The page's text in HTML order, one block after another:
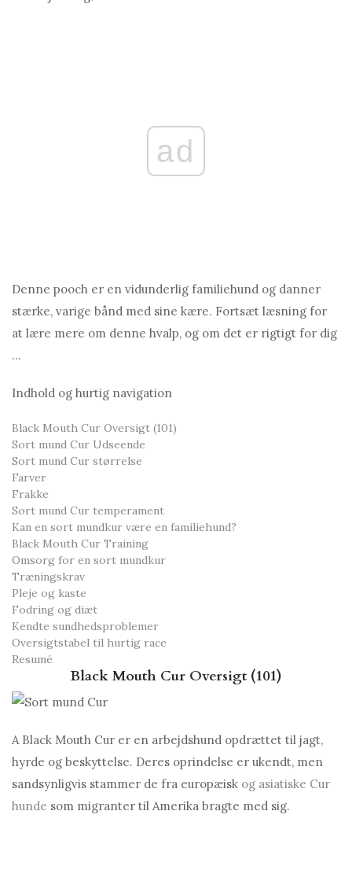
ad
Denne pooch er en vidunderlig familiehund og danner
stærke, varige bånd med sine kære. Fortsæt læsning for
at lære mere om denne hvalp, og om det er rigtigt for dig
...
Indhold og hurtig navigation
Black Mouth Cur Oversigt (101)
Sort mund Cur Udseende
Sort mund Cur størrelse
Farver
Frakke
Sort mund Cur temperament
Kan en sort mundkur være en familiehund?
Black Mouth Cur Training
Omsorg for en sort mundkur
Træningskrav
Pleje og kaste
Fodring og diæt
Kendte sundhedsproblemer
Oversigtstabel til hurtig race
Resumé
Black Mouth Cur Oversigt (101)
A Black Mouth Cur er en arbejdshund opdrættet til jagt,
hyrde og beskyttelse. Deres oprindelse er ukendt, men
sandsynligvis stammer de fra europæisk og asiatiske Cur
hunde som migranter til Amerika bragte med sig.